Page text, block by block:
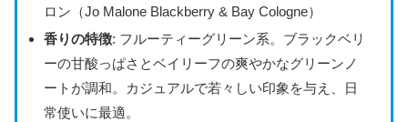
ロン（Jo Malone Blackberry & Bay Cologne）
香りの特徴: フルーティーグリーン系。ブラックベリ
ーの甘酸っぱさとベイリーフの爽やかなグリーンノ
ートが調和。カジュアルで若々しい印象を与え、日
常使いに最適。